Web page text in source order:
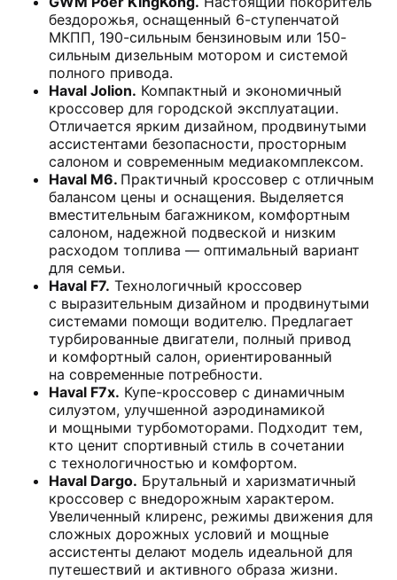
бездорожья, оснащенный 6-ступенчатой
МКПП, 190-сильным бензиновым или 150-
сильным дизельным мотором и системой
полного привода.
Haval Jolion. Компактный и экономичный
кроссовер для городской эксплуатации.
Отличается ярким дизайном, продвинутыми
ассистентами безопасности, просторным
салоном и современным медиакомплексом.
Haval M6. Практичный кроссовер с отличным
балансом цены и оснащения. Выделяется
вместительным багажником, комфортным
салоном, надежной подвеской и низким
расходом топлива — оптимальный вариант
для семьи.
Haval F7. Технологичный кроссовер
с выразительным дизайном и продвинутыми
системами помощи водителю. Предлагает
турбированные двигатели, полный привод
и комфортный салон, ориентированный
на современные потребности.
Haval F7x. Купе-кроссовер с динамичным
силуэтом, улучшенной аэродинамикой
и мощными турбомоторами. Подходит тем,
кто ценит спортивный стиль в сочетании
с технологичностью и комфортом.
Haval Dargo. Брутальный и харизматичный
кроссовер с внедорожным характером.
Увеличенный клиренс, режимы движения для
сложных дорожных условий и мощные
ассистенты делают модель идеальной для
путешествий и активного образа жизни.